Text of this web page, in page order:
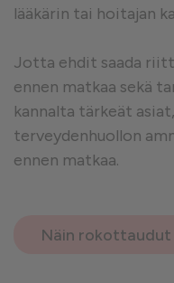
lääkärin tai hoitajan
Jotta ehdit saada
ennen matkaa sekä
kannalta tärkeät
terveydenhuollon
ennen matkaa.
Näin rokottaudut